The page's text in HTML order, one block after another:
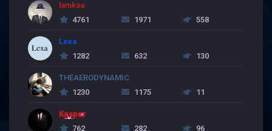
lamkaa
4761
1971 558
Lexa
1282
632 130
THEAERODYNAMIC
1230
1175 11
Kasper
762
282 96